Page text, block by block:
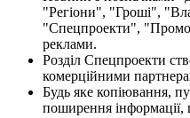
"Регіони", "Гроші",
"Спецпроекти",
реклами.
Розділ Спецпроекти
комерційними
Будь яке копіювання,
поширення інформації,